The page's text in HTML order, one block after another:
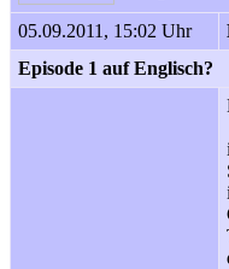
05.09.2011, 15:02 Uhr
Episode 1 auf Englisch?